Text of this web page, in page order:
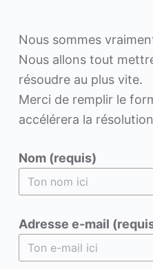
c
o
n
e
u
Nous sommes
Nous allons tout
résoudre au plus vite.
Merci de remplir le
accélérera la
Nom (requis)
Adresse e-mail